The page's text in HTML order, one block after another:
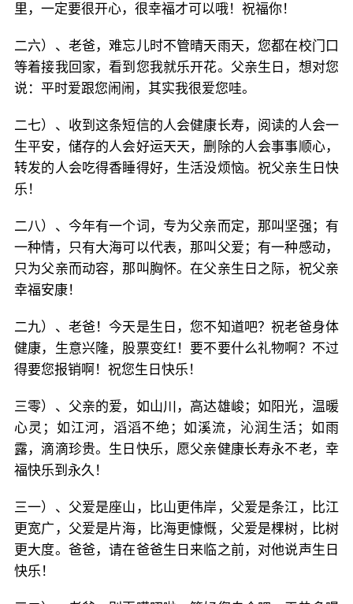
里，一定要很开心，很幸福才可以哦！祝福你！
二六）、老爸，难忘儿时不管晴天雨天，您都在校门口
等着接我回家，看到您我就乐开花。父亲生日，想对您
说：平时爱跟您闹闹，其实我很爱您哇。
二七）、收到这条短信的人会健康长寿，阅读的人会一
生平安，储存的人会好运天天，删除的人会事事顺心，
转发的人会吃得香睡得好，生活没烦恼。祝父亲生日快
乐！
二八）、今年有一个词，专为父亲而定，那叫坚强；有
一种情，只有大海可以代表，那叫父爱；有一种感动，
只为父亲而动容，那叫胸怀。在父亲生日之际，祝父亲
幸福安康！
二九）、老爸！今天是生日，您不知道吧？祝老爸身体
健康，生意兴隆，股票变红！要不要什么礼物啊？不过
得要您报销啊！祝您生日快乐！
三零）、父亲的爱，如山川，高达雄峻；如阳光，温暖
心灵；如江河，滔滔不绝；如溪流，沁润生活；如雨
露，滴滴珍贵。生日快乐，愿父亲健康长寿永不老，幸
福快乐到永久！
三一）、父爱是座山，比山更伟岸，父爱是条江，比江
更宽广，父爱是片海，比海更慷慨，父爱是棵树，比树
更大度。爸爸，请在爸爸生日来临之前，对他说声生日
快乐！